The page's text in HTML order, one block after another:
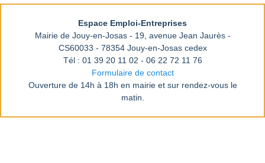
Espace Emploi-Entreprises
Mairie de Jouy-en-Josas - 19, avenue Jean Jaurès -
CS60033 - 78354 Jouy-en-Josas cedex
Tél : 01 39 20 11 02 - 06 22 72 11 76
Formulaire de contact
Ouverture de 14h à 18h en mairie et sur rendez-vous le
matin.